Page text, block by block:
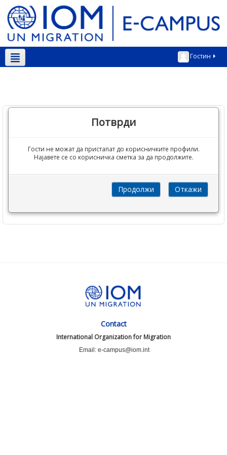
Гостин
Потврди
Гости не можат да пристапат до корисничките профили.
Најавете се со корисничка сметка за да продолжите.
Contact
International Organization for Migration
Email: e-campus@iom.int